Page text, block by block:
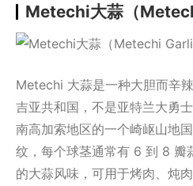
Metechi大蒜（
Metechi 大蒜是一种大胆而辛
吉亚共和国，不是亚特兰大勇
南高加索地区的一个崎岖山地
纹，每个球茎通常有 6 到 8 瓣
的大蒜风味，可用于烤肉、炖